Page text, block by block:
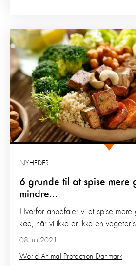
6 grunde til at spise mere
mindre...
NYHEDER
08 juli 2021
World Animal Protection Danmark
Hvorfor anbefaler vi at spise mere
kød, når vi ikke er ikke en